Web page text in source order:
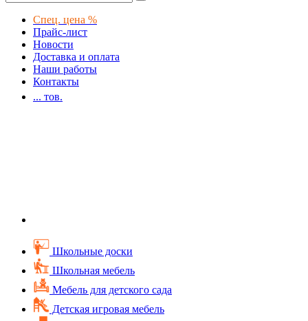
Спец. цена %
Прайс-лист
Новости
Доставка и оплата
Наши работы
Контакты
... тов.
Школьные доски
Школьная мебель
Мебель для детского сада
Детская игровая мебель